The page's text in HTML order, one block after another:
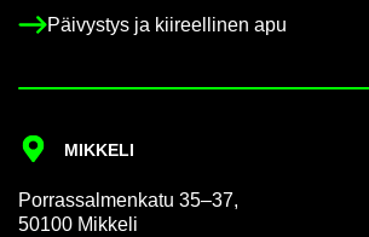
Päi­vys­tys ja kii­reel­li­nen apu
MIK­KE­LI
Por­ras­sal­men­ka­tu 35–37,
50100 Mik­ke­li